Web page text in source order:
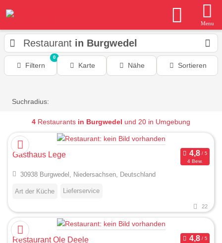
Menu
Restaurant in Burgwedel
Filtern
0
Karte Nähe Sortieren
Suchradius:
4 Restaurants in Burgwedel und 20 in Umgebung
Gasthaus Lege
4 Bew.
30938 Burgwedel, Niedersachsen, Deutschland
Art der Küche Lieferservice
22
Restaurant Ole Deele